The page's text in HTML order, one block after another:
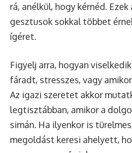
rá, anélkül, hogy kérnéd.
gesztusok sokkal többet
ígéret.
Figyelj arra, hogyan
fáradt, stresszes, vagy
Az igazi szeretet akkor
legtisztábban, amikor a
simán. Ha ilyenkor is
megoldást keresi ahelyett,